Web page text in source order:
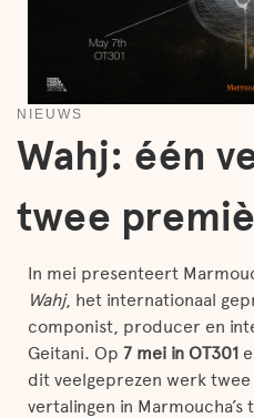
NIEUWS
Wahj: één
twee
In mei presenteert
Wahj, het internationaal
componist, producer en
Geitani. Op 7 mei in OT301
dit veelgeprezen werk
vertalingen in